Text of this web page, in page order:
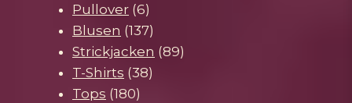
Produkte
Pullover 66
Produkte
Blusen 137137
Produkte
Strickjacken 8989
T-Shirts 3838
Tops 180180